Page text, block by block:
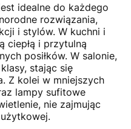
idealne do każdego
rozwiązania,
i stylów. W kuchni i
ciepłą i przytulną
posiłków. W salonie,
stając się
Z kolei w mniejszych
lampy sufitowe
nie zajmując